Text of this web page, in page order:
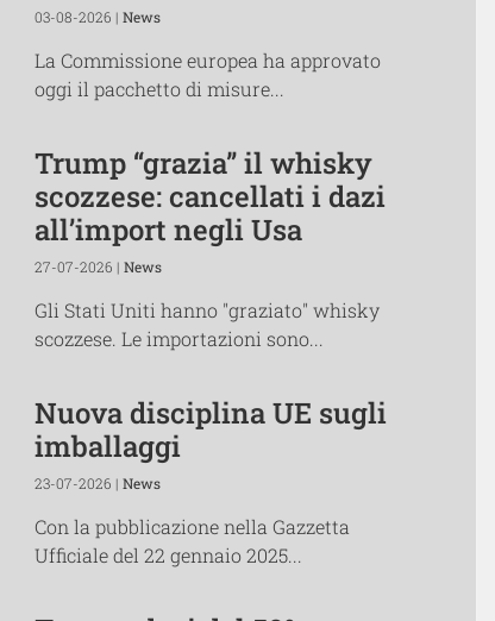
03-08-2026 | News
La Commissione europea ha approvato
oggi il pacchetto di misure...
Trump “grazia” il whisky
scozzese: cancellati i dazi
all’import negli Usa
27-07-2026 | News
Gli Stati Uniti hanno "graziato" whisky
scozzese. Le importazioni sono...
Nuova disciplina UE sugli
imballaggi
23-07-2026 | News
Con la pubblicazione nella Gazzetta
Ufficiale del 22 gennaio 2025...